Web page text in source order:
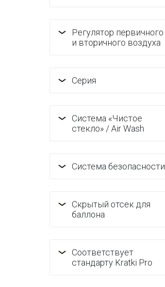
Регулятор первичного
и вторичного воздуха
Серия
Система «Чистое
стекло» / Air Wash
Система безопасности
Скрытый отсек для
баллона
Соответствует
стандарту Kratki Pro